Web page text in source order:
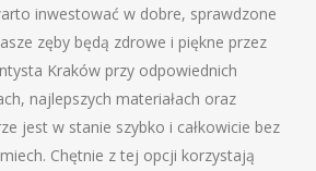
inwestować w dobre, sprawdzone
zęby będą zdrowe i piękne przez
Kraków przy odpowiednich
najlepszych materiałach oraz
jest w stanie szybko i całkowicie bez
Chętnie z tej opcji korzystają